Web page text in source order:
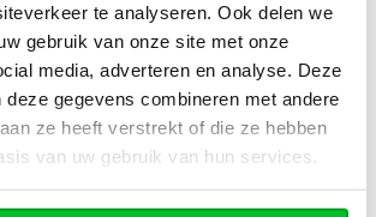
te analyseren. Ook delen we
gebruik van onze site met onze
media, adverteren en analyse. Deze
deze gegevens combineren met andere
ze heeft verstrekt of die ze hebben
van uw gebruik van hun services.
Of Geplaatst op 14 Juni 2023 at 11:09
mijn radiator was eenvoudig te
de vrachtservice in